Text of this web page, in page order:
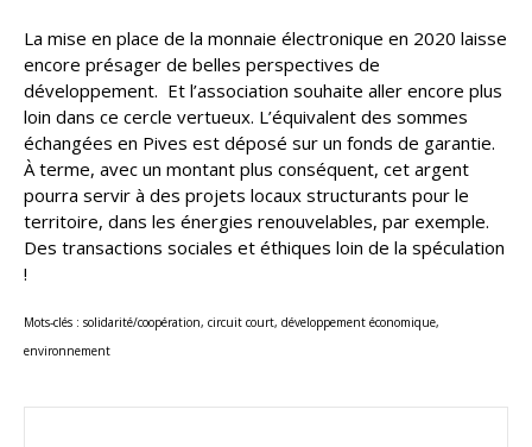
La mise en place de la monnaie électronique en 2020 laisse
encore présager de belles perspectives de
développement. Et l’association souhaite aller encore plus
loin dans ce cercle vertueux. L’équivalent des sommes
échangées en Pives est déposé sur un fonds de garantie.
À terme, avec un montant plus conséquent, cet argent
pourra servir à des projets locaux structurants pour le
territoire, dans les énergies renouvelables, par exemple.
Des transactions sociales et éthiques loin de la spéculation
!
Mots-clés : solidarité/coopération, circuit court, développement économique,
environnement